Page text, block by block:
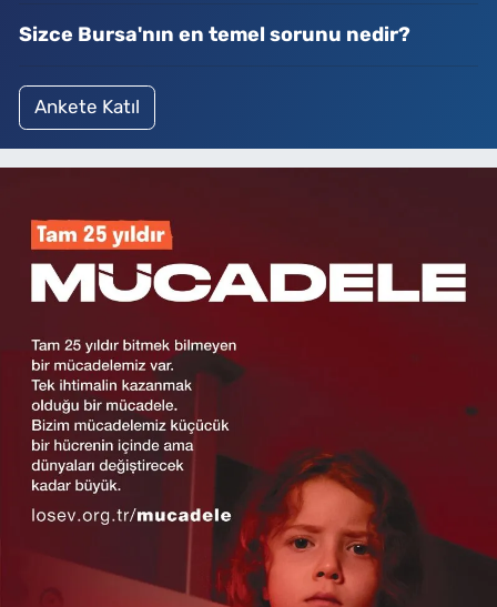
Sizce Bursa'nın en temel sorunu nedir?
Ankete Katıl